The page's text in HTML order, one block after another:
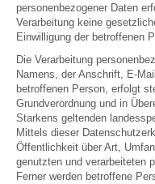
personenbezogener Daten
Verarbeitung keine
Einwilligung der betroffenen
Die Verarbeitung
Namens, der Anschrift, E-
betroffenen Person, erfolgt
Grundverordnung und in
Starkens geltenden
Mittels dieser
Öffentlichkeit über Art,
genutzten und verarbeiteten
Ferner werden betroffene